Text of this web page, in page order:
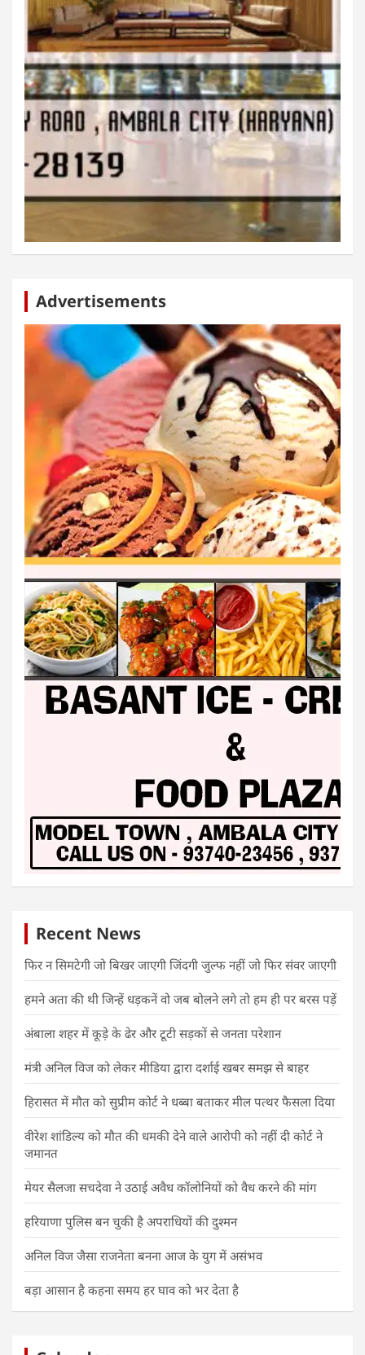
Advertisements
Recent News
फिर न सिमटेगी जो बिखर जाएगी जिंदगी जुल्फ नहीं जो फिर संवर जाएगी
हमने अता की थी जिन्हें धड़कनें वो जब बोलने लगे तो हम ही पर बरस पड़ें
अंबाला शहर में कूड़े के ढेर और टूटी सड़कों से जनता परेशान
मंत्री अनिल विज को लेकर मीडिया द्वारा दर्शाई खबर समझ से बाहर
हिरासत में मौत को सुप्रीम कोर्ट ने धब्बा बताकर मील पत्थर फैसला दिया
वीरेश शांडिल्य को मौत की धमकी देने वाले आरोपी को नहीं दी कोर्ट ने
जमानत
मेयर सैलजा सचदेवा ने उठाई अवैध कॉलोनियों को वैध करने की मांग
हरियाणा पुलिस बन चुकी है अपराधियों की दुश्मन
अनिल विज जैसा राजनेता बनना आज के युग में असंभव
बड़ा आसान है कहना समय हर घाव को भर देता है